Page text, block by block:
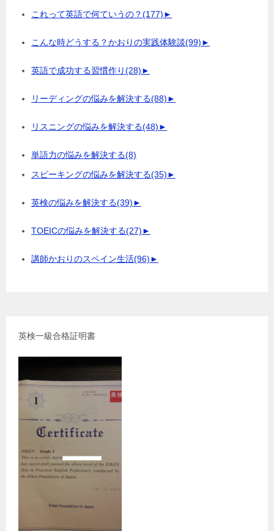
これって英語で何ていうの？(177)►
こんな時どうする？かおりの実践体験談(99)►
英語で成功する習慣作り(28)►
リーディングの悩みを解決する(88)►
リスニングの悩みを解決する(48)►
単語力の悩みを解決する(8)
スピーキングの悩みを解決する(35)►
英検の悩みを解決する(39)►
TOEICの悩みを解決する(27)►
講師かおりのスペイン生活(96)►
英検一級合格証明書